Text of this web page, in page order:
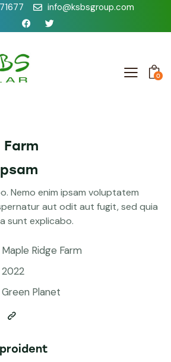
info@ksbsgroup.com
0
Farm
Nemo enim ipsam voluptatem
aut odit aut fugit, sed quia
sunt explicabo.
Maple Ridge Farm
2022
Green Planet